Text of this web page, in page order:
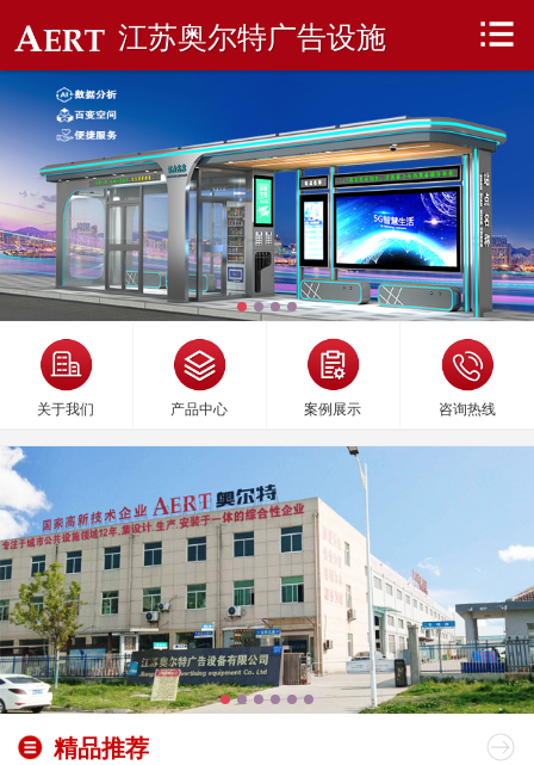
江苏奥尔特广告设施
关于我们 产品中心 案例展示 咨询热线
精品推荐